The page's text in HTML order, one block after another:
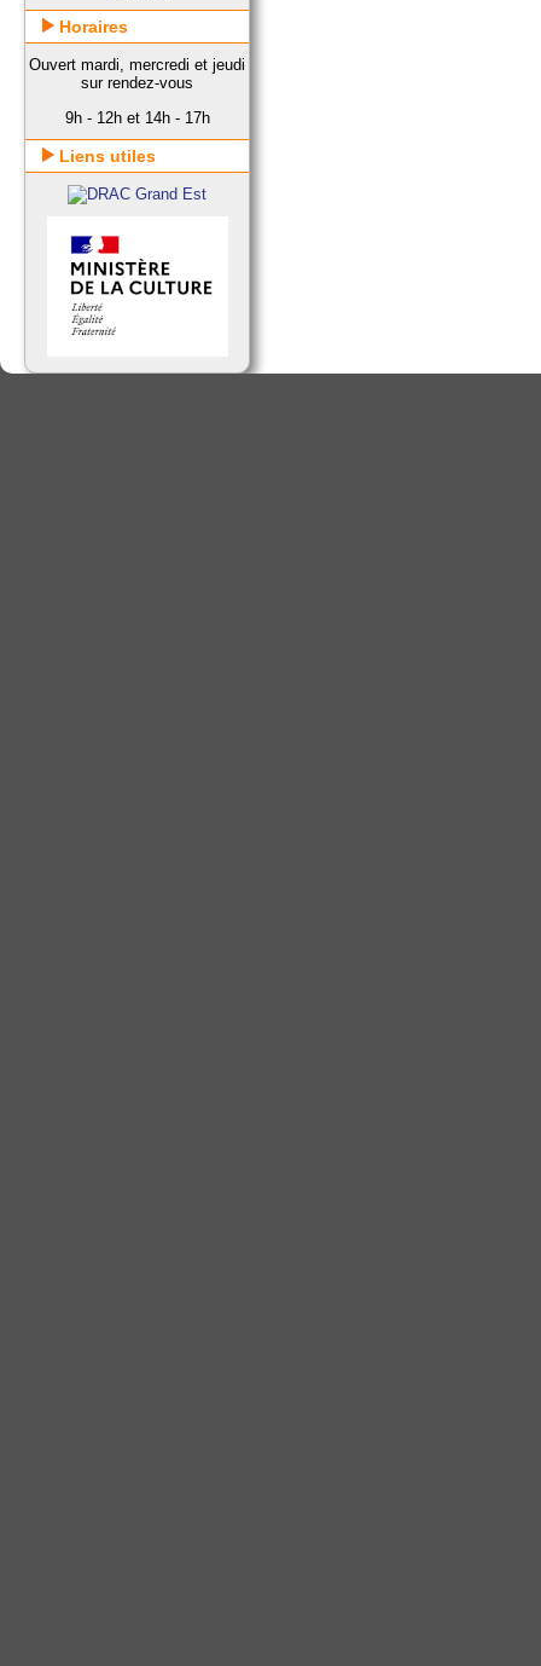
Horaires
Ouvert mardi, mercredi et jeudi
sur rendez-vous
9h - 12h et 14h - 17h
Liens utiles